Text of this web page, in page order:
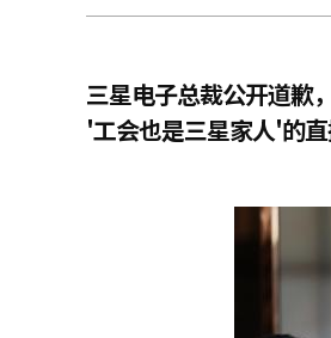
三星电子总裁公开道歉
'工会也是三星家人'的